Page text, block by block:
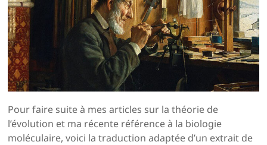
Pour faire suite à mes articles sur la théorie de
l’évolution et ma récente référence à la biologie
moléculaire, voici la traduction adaptée d’un extrait de